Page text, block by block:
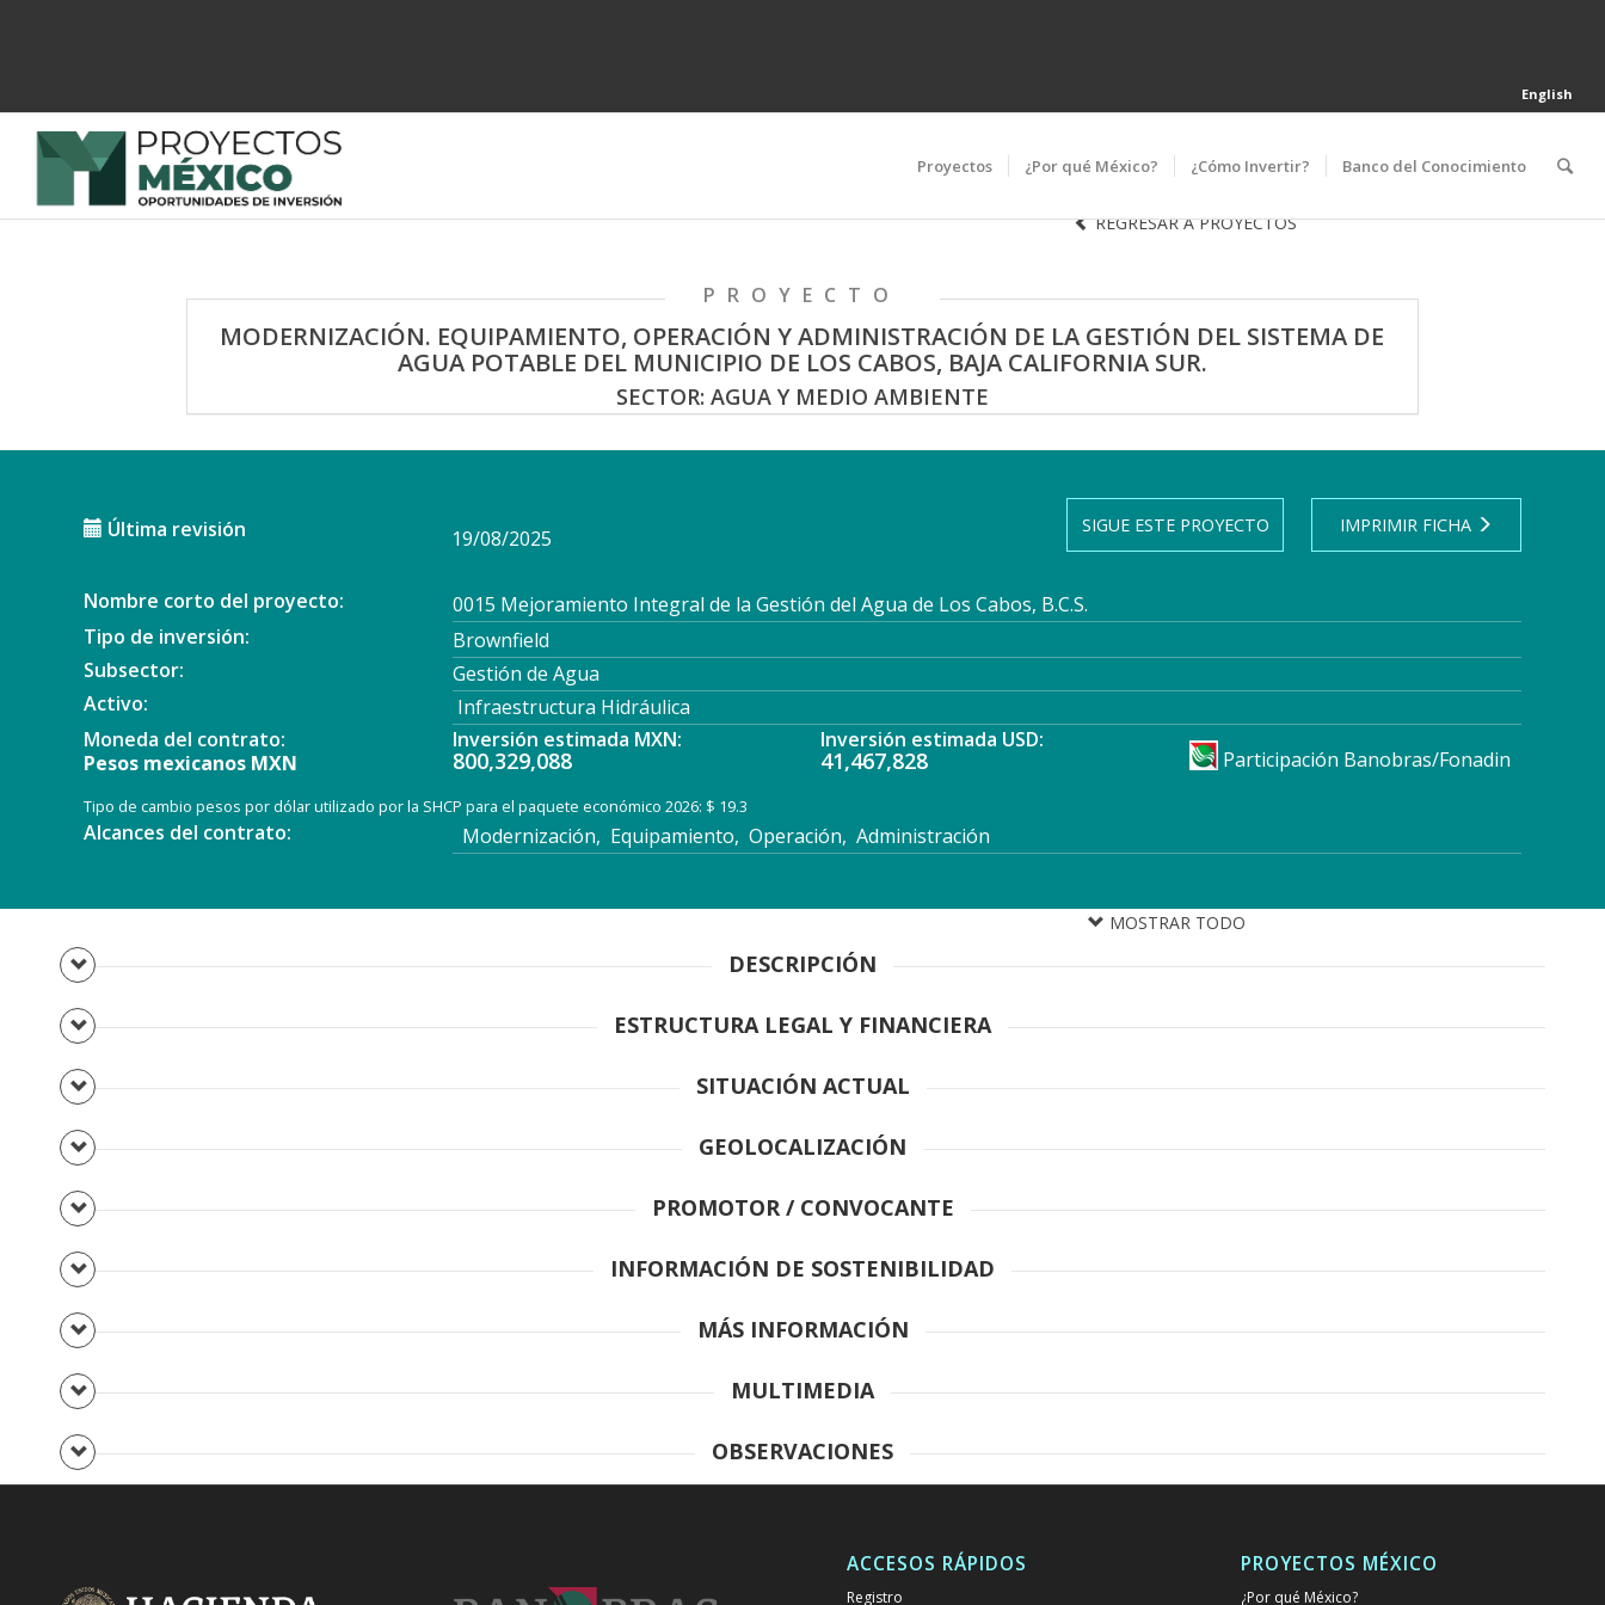
English
Proyectos ¿Por qué México? ¿Cómo Invertir? Banco del Conocimiento
REGRESAR A PROYECTOS
PROYECTO
MODERNIZACIÓN. EQUIPAMIENTO, OPERACIÓN Y ADMINISTRACIÓN DE LA GESTIÓN DEL SISTEMA DE
AGUA POTABLE DEL MUNICIPIO DE LOS CABOS, BAJA CALIFORNIA SUR.
SECTOR: AGUA Y MEDIO AMBIENTE
Última revisión 19/08/2025
SIGUE ESTE PROYECTO IMPRIMIR FICHA
Nombre corto del proyecto:
0015 Mejoramiento Integral de la Gestión del Agua de Los Cabos, B.C.S.
Tipo de inversión:
Brownfield
Subsector:
Gestión de Agua
Activo:
Infraestructura Hidráulica
Moneda del contrato:
Pesos mexicanos MXN
Inversión estimada MXN:
800,329,088
Inversión estimada USD:
41,467,828 Participación Banobras/Fonadin
Tipo de cambio pesos por dólar utilizado por la SHCP para el paquete económico 2026: $ 19.3
Alcances del contrato: Modernización, Equipamiento, Operación, Administración
MOSTRAR TODO
DESCRIPCIÓN
ESTRUCTURA LEGAL Y FINANCIERA
SITUACIÓN ACTUAL
GEOLOCALIZACIÓN
PROMOTOR / CONVOCANTE
INFORMACIÓN DE SOSTENIBILIDAD
MÁS INFORMACIÓN
MULTIMEDIA
OBSERVACIONES
ACCESOS RÁPIDOS
Registro
PROYECTOS MÉXICO
¿Por qué México?